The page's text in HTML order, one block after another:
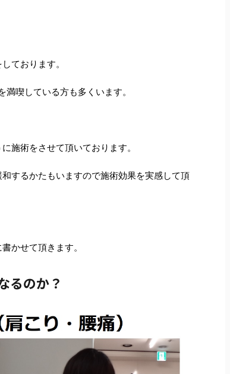
ております。
喫している方も多くいます。
施術をさせて頂いております。
するかたもいますので施術効果を実感して頂
かせて頂きます。
るのか？